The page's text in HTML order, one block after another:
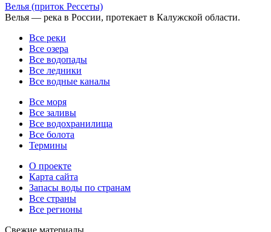
Велья (приток Рессеты)
Велья — река в России, протекает в Калужской области.
Все реки
Все озера
Все водопады
Все ледники
Все водные каналы
Все моря
Все заливы
Все водохранилища
Все болота
Термины
О проекте
Карта сайта
Запасы воды по странам
Все страны
Все регионы
Свежие материалы